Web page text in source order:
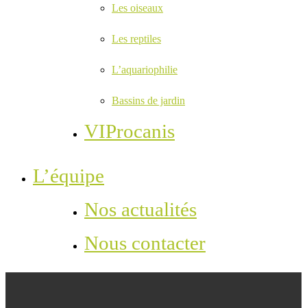
Les oiseaux
Les reptiles
L’aquariophilie
Bassins de jardin
VIProcanis
L’équipe
Nos actualités
Nous contacter